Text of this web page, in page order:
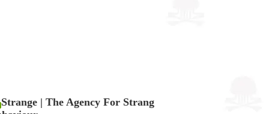
Strange | The Agency For Strang